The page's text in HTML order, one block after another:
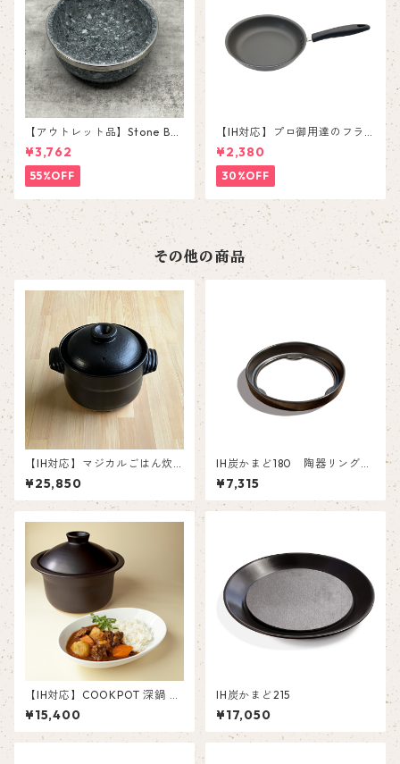
【アウトレット品】Stone Bo
wl YS-0116D【補強付き石
鍋】
¥3,762
55%OFF
【IH対応】プロ御用達のフラ
イパン 24cm
¥2,380
30%OFF
その他の商品
【IH対応】マジカルごはん炊
き土鍋 五右衛門 2合
¥25,850
IH炭かまど180 陶器リング
【交換部品】
¥7,315
【IH対応】COOKPOT 深鍋 カ
レーシチューポット S
¥15,400
IH炭かまど215
¥17,050